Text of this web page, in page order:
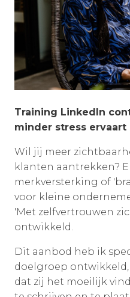
Training LinkedIn
minder stress ervaart
Wil jij meer
klanten aantrekken?
merkversterking of
voor kleine
'Met zelfvertrouwen
ontwikkeld.
Dit aanbod heb ik
doelgroep
dat zij het moeilijk